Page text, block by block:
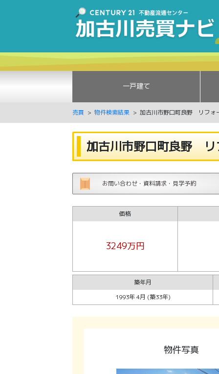
一戸建て
売買 物件検索結果 加古川市野口町良野 リフォ
加古川市野口町良野 リ
お問い合わせ・資料請求・見学予約
価格
3249万円
築年月
1993年 4月 (築33年)
物件写真